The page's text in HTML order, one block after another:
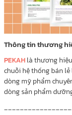
Thông tin thương
PEKAHlà thương hiệu
chuỗi hệ thống bán lẻ
dòng mỹ phẩm
dòng sản phẩm